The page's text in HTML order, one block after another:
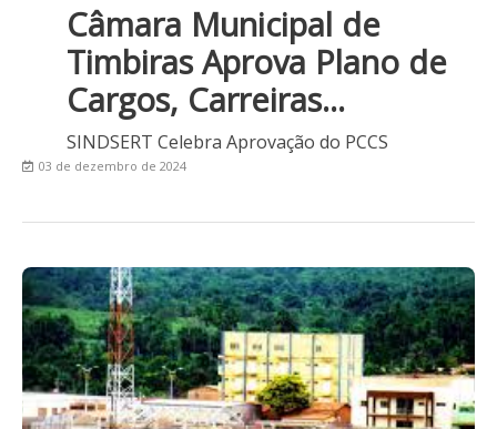
Câmara Municipal de
Timbiras Aprova Plano de
Cargos, Carreiras...
SINDSERT Celebra Aprovação do PCCS
03 de dezembro de 2024